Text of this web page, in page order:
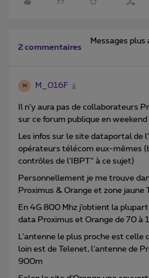
2 commentaires
Messages plus
M M_016F
Il n’y aura pas de collaborateurs
sur ce forum publique en weekend
Les infos sur le site dataportal de
opérateurs télécom eux-mêmes
contrôles de l‘IBPT” à ce sujet)
Personnellement je me trouve
Proximus & Orange et zone jaune
En 4G 800 Mhz j’obtient la
data Proximus et Orange de 70 à
L’antenne le plus proche est celle
loin est de Telenet, l’antenne de
900m